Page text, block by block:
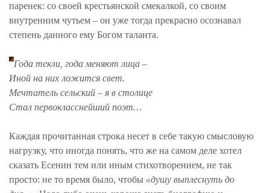
паренек: со своей крестьянской смекалкой, со своим
внутренним чутьем – он уже тогда прекрасно осознавал
степень данного ему Богом таланта.
Года текли, года меняют лица –
Иной на них ложится свет.
Мечтатель сельский – я в столице
Стал первокласснейший поэт…
Каждая прочитанная строка несет в себе такую смысловую
нагрузку, что иногда понять, что же на самом деле хотел
сказать Есенин тем или иным стихотворением, не так
просто: не то время было, чтобы «душу выплеснуть до